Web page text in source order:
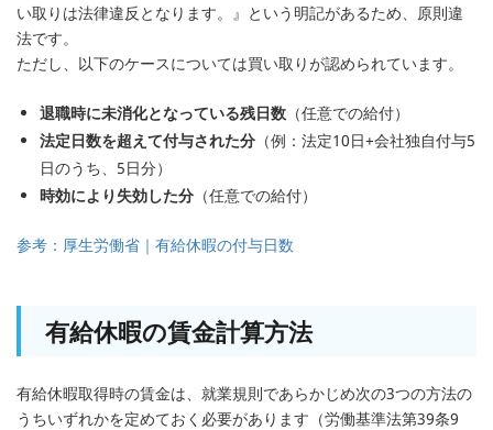
い取りは法律違反となります。』という明記があるため、原則違
法です。
ただし、以下のケースについては買い取りが認められています。
退職時に未消化となっている残日数 （任意での給付）
法定日数を超えて付与された分 （例：法定10日+会社独自付与5
日のうち、5日分）
時効により失効した分 （任意での給付）
参考：厚生労働省｜有給休暇の付与日数
有給休暇の賃金計算方法
有給休暇取得時の賃金は、就業規則であらかじめ次の3つの方法の
うちいずれかを定めておく必要があります（労働基準法第39条9